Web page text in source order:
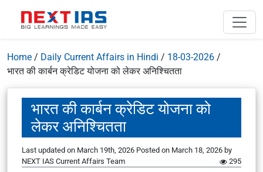
Home / Daily Current Affairs in Hindi / 18-03-2026 /
भारत की कार्बन क्रेडिट योजना को लेकर अनिश्चितता
भारत की कार्बन क्रेडिट योजना को
लेकर अनिश्चितता
Last updated on March 19th, 2026 Posted on March 18, 2026 by
NEXT IAS Current Affairs Team
295